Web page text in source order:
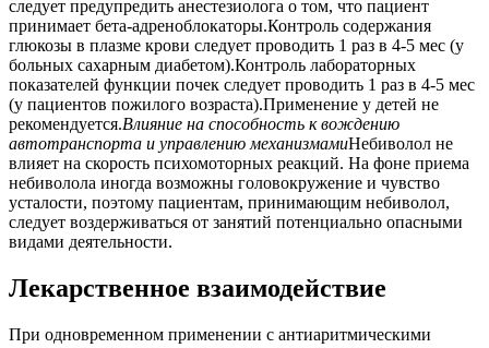
следует предупредить анестезиолога о том, что пациент
принимает бета-адреноблокаторы.Контроль содержания
глюкозы в плазме крови следует проводить 1 раз в 4-5 мес (у
больных сахарным диабетом).Контроль лабораторных
показателей функции почек следует проводить 1 раз в 4-5 мес
(у пациентов пожилого возраста).Применение у детей не
рекомендуется.Влияние на способность к вождению
автотранспорта и управлению механизмамиНебиволол не
влияет на скорость психомоторных реакций. На фоне приема
небиволола иногда возможны головокружение и чувство
усталости, поэтому пациентам, принимающим небиволол,
следует воздерживаться от занятий потенциально опасными
видами деятельности.
Лекарственное взаимодействие
При одновременном применении с антиаритмическими